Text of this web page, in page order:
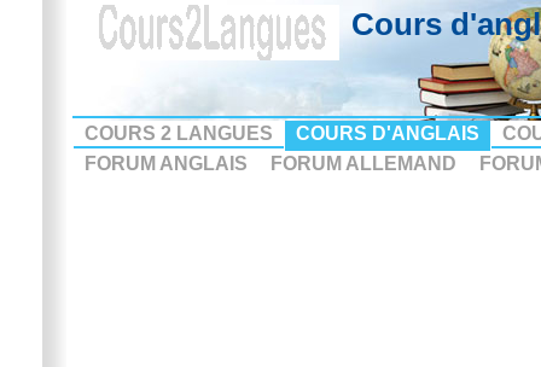
Cours
COURS 2 LANGUES COURS D'ANGLAIS
FORUM ANGLAIS
FORUM ALLEMAND